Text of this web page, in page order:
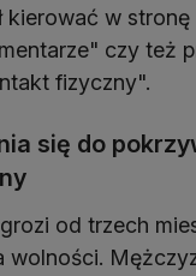
kierować w
czy też
fizyczny".
się do
od trzech
wolności.